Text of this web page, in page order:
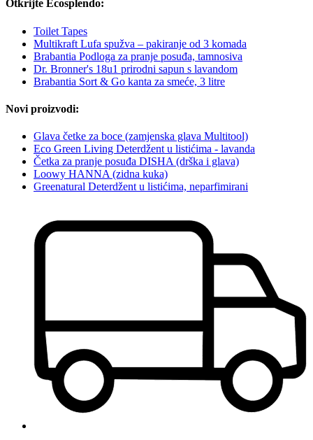
Otkrijte Ecosplendo:
Toilet Tapes
Multikraft Lufa spužva – pakiranje od 3 komada
Brabantia Podloga za pranje posuđa, tamnosiva
Dr. Bronner's 18u1 prirodni sapun s lavandom
Brabantia Sort & Go kanta za smeće, 3 litre
Novi proizvodi:
Glava četke za boce (zamjenska glava Multitool)
Eco Green Living Deterdžent u listićima - lavanda
Četka za pranje posuđa DISHA (drška i glava)
Loowy HANNA (zidna kuka)
Greenatural Deterdžent u listićima, neparfimirani